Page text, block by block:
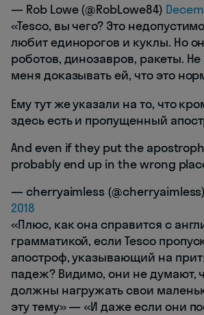
— Rob Lowe (@RobLowe84)
«Tesco, вы чего? Это
любит единорогов и куклы. Но
роботов, динозавров, ракеты. Не
меня доказывать ей, что это
Ему тут же указали на то, что
здесь есть и пропущенный
And even if they put the
probably end up in the wrong
— cherryaimless (@cherryaimless)
2018
«Плюс, как она справится с
грамматикой, если Tesco
апостроф, указывающий на
падеж? Видимо, они не думают,
должны нагружать свои
эту тему» — «И даже если они